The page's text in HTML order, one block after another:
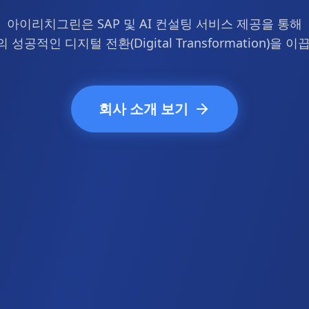
아이리치그린은 SAP 및 AI 컨설팅 서비스 제공을 통해
성공적인 디지털 전환(Digital Transformation)을 이
회사 소개 보기